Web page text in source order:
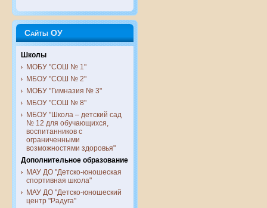
Сайты ОУ
Школы
МОБУ "СОШ № 1"
МБОУ "СОШ № 2"
МОБУ "Гимназия № 3"
МБОУ "СОШ № 8"
МБОУ "Школа – детский сад
№ 12 для обучающихся,
воспитанников с
ограниченными
возможностями здоровья"
Дополнительное образование
МАУ ДО "Детско-юношеская
спортивная школа"
МАУ ДО "Детско-юношеский
центр "Радуга"